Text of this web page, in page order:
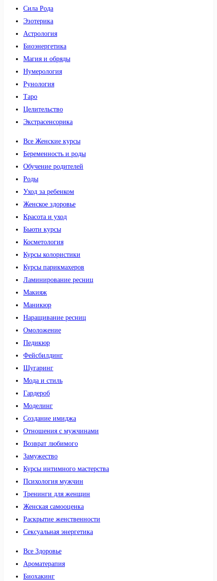
Сила Рода
Эзотерика
Астрология
Биоэнергетика
Магия и обряды
Нумерология
Рунология
Таро
Целительство
Экстрасенсорика
Все Женские курсы
Беременность и роды
Обучение родителей
Роды
Уход за ребенком
Женское здоровье
Красота и уход
Бьюти курсы
Косметология
Курсы колористики
Курсы парикмахеров
Ламинирование ресниц
Макияж
Маникюр
Наращивание ресниц
Омоложение
Педикюр
Фейсбилдинг
Шугаринг
Мода и стиль
Гардероб
Моделинг
Создание имиджа
Отношения с мужчинами
Возврат любимого
Замужество
Курсы интимного мастерства
Психология мужчин
Тренинги для женщин
Женская самооценка
Раскрытие женственности
Сексуальная энергетика
Все Здоровье
Ароматерапия
Биохакинг